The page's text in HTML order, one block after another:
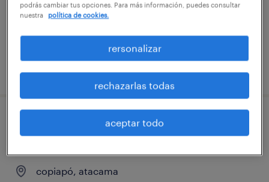
$740.000 - $880.000 por mes
técnico fusionador de fibra óptica-
copiapó, atacama
podrás cambiar tus opciones. Para más información, puedes consultar
nuestra
política de cookies.
rersonalizar
rechazarlas todas
aceptar todo